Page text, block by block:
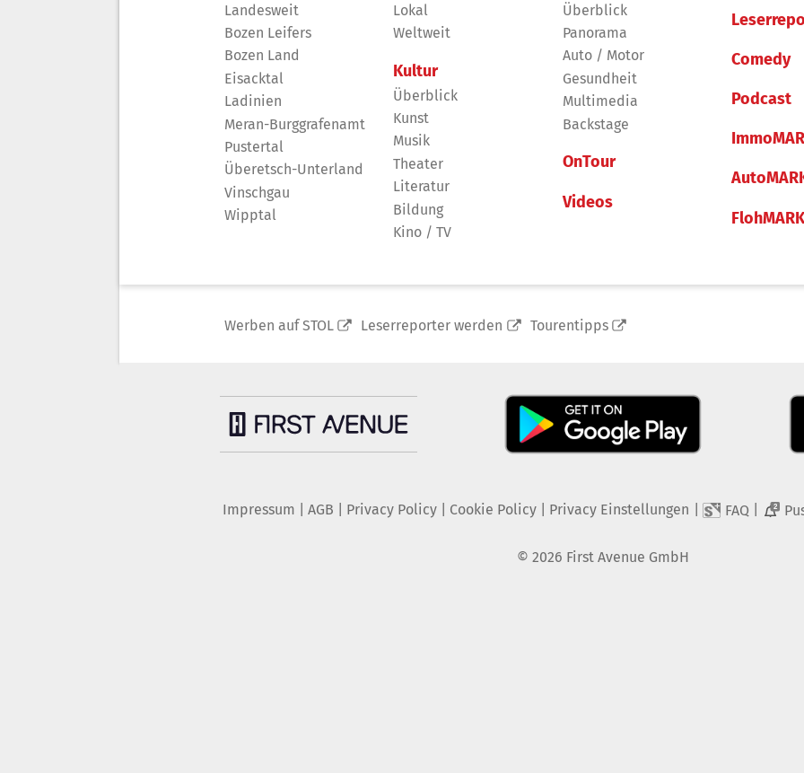
Landesweit
Bozen Leifers
Bozen Land
Eisacktal
Ladinien
Meran-Burggrafenamt
Pustertal
Überetsch-Unterland
Vinschgau
Wipptal
Lokal
Weltweit
Kultur
Überblick
Kunst
Musik
Theater
Literatur
Bildung
Kino / TV
Überblick
Panorama
Auto / Motor
Gesundheit
Multimedia
Backstage
OnTour
Videos
Comedy
Podcast
Werben auf STOL Leserreporter werden Tourentipps
Impressum AGB Privacy Policy| Cookie Policy| Privacy Einstellungen FAQ 2
© 2026 First Avenue GmbH